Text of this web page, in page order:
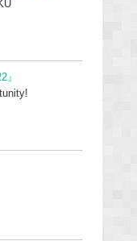
』